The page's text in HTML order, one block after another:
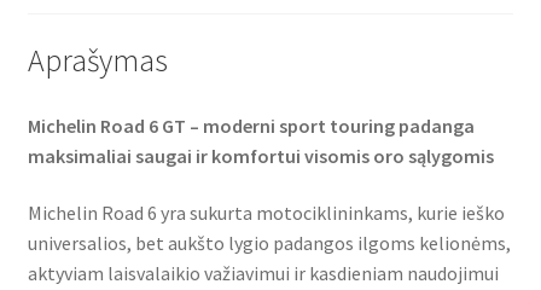
Aprašymas
Michelin Road 6 GT – moderni sport touring padanga
maksimaliai saugai ir komfortui visomis oro sąlygomis
Michelin Road 6 yra sukurta motociklininkams, kurie ieško
universalios, bet aukšto lygio padangos ilgoms kelionėms,
aktyviam laisvalaikio važiavimui ir kasdieniam naudojimui